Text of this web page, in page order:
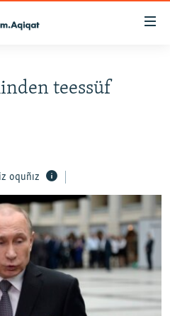
teessüf
oquñız